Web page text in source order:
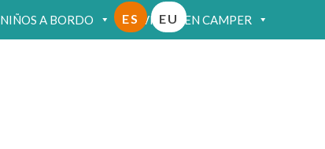
NIÑOS A BORDO VIAJAR EN CAMPER
ES EU